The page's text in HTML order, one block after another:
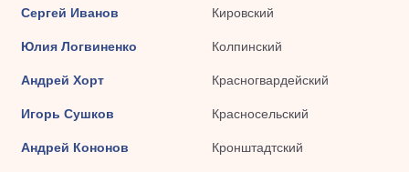
Сергей Иванов Кировский
Юлия Логвиненко Колпинский
Андрей Хорт Красногвардейский
Игорь Сушков Красносельский
Андрей Кононов Кронштадтский